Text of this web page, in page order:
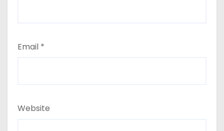
Email *
Website